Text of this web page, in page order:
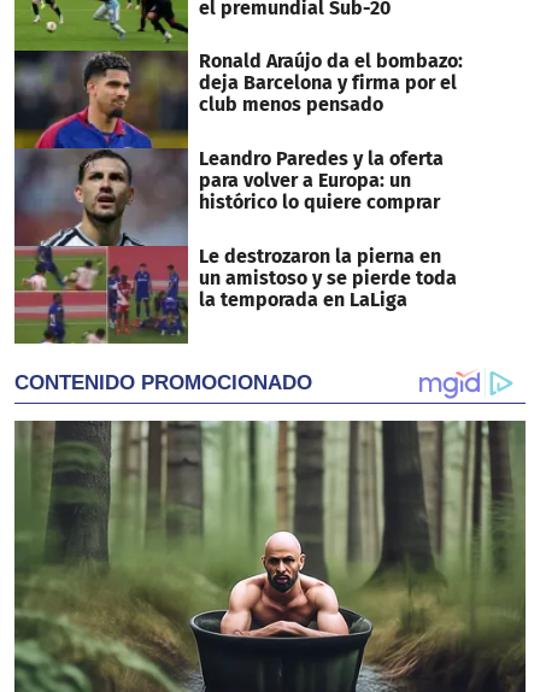
el premundial Sub-20
Ronald Araújo da el bombazo:
deja Barcelona y firma por el
club menos pensado
Leandro Paredes y la oferta
para volver a Europa: un
histórico lo quiere comprar
Le destrozaron la pierna en
un amistoso y se pierde toda
la temporada en LaLiga